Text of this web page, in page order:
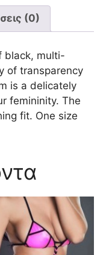
(0)
black, multi-
of transparency
is a delicately
femininity. The
fit. One size